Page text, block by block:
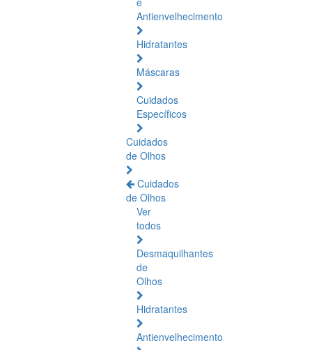
Antienvelhecimento
Hidratantes
Máscaras
Cuidados
Específicos
Cuidados
de Olhos
Cuidados
de Olhos
Ver
todos
Desmaquilhantes
de
Olhos
Hidratantes
Antienvelhecimento